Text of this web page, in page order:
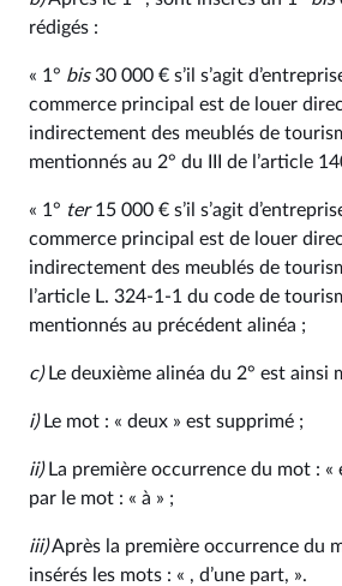
rédigés :
« 1° bis30 000 € s’il s’agit
commerce principal est de louer
indirectement des meublés de
mentionnés au 2° du III de l’article
« 1° ter15 000 € s’il s’agit
commerce principal est de louer
indirectement des meublés de
l’article L. 324‑1‑1 du code de
mentionnés au précédent alinéa ;
c)Le deuxième alinéa du 2° est ainsi
i)Le mot : « deux » est supprimé ;
ii)La première occurrence du mot : «
par le mot : « à » ;
iii)Après la première occurrence du
insérés les mots : « , d’une part, ».